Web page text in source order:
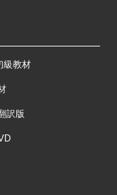
級教材
訳版